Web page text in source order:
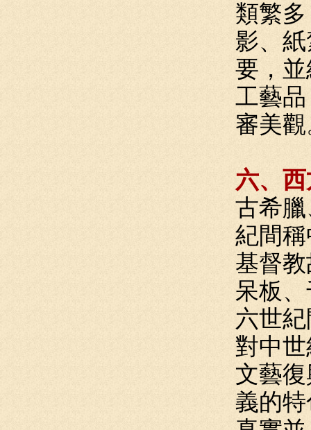
類繁
影、
要，
工藝
審美
六、
古希
紀間
基督
呆板
六世
對中
文藝
義的